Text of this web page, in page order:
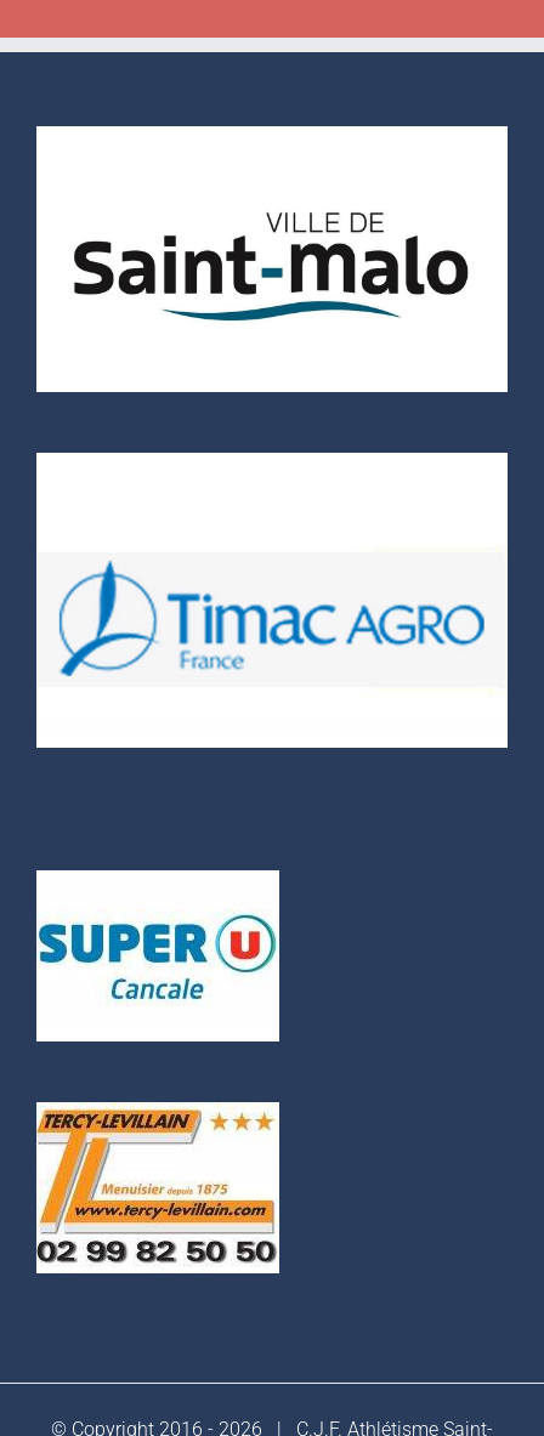
© Copyright 2016 - 2026 | C.J.F. Athlétisme Saint-